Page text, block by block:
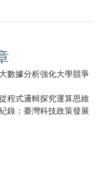
數據分析強化大學競爭
程式邏輯探究運算思維
錄：臺灣科技政策發展